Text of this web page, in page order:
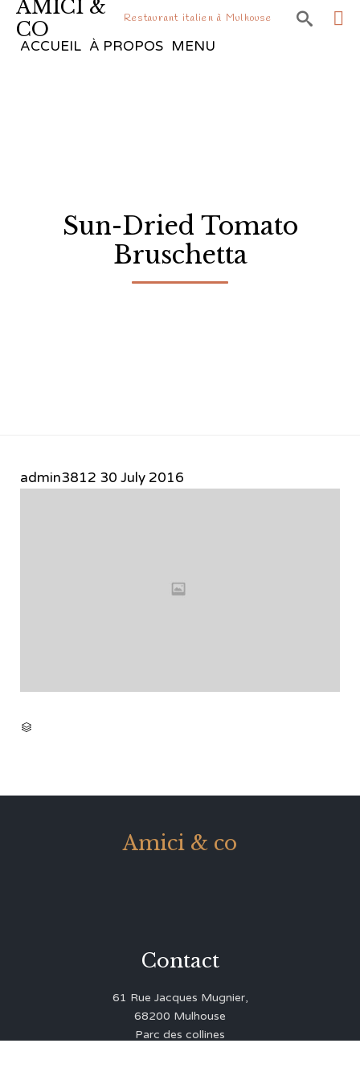
AMICI &
CO
Restaurant italien à Mulhouse 
ACCUEIL À PROPOS MENU
Sun-Dried Tomato
Bruschetta
admin3812 30 July 2016

Amici & co
Contact
61 Rue Jacques Mugnier,
68200 Mulhouse
Parc des collines